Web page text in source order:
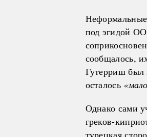
под эгидой
сообщалось,
Гутерриш
осталось
Однако сами
греков-
турецкая